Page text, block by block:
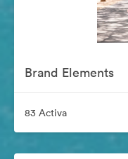
Brand Elements
83 Activa